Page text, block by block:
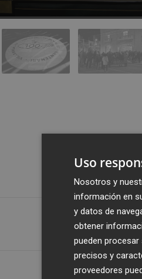
Uso
Nosotros y
información en
y datos de
obtener
pueden
precisos y
proveedores